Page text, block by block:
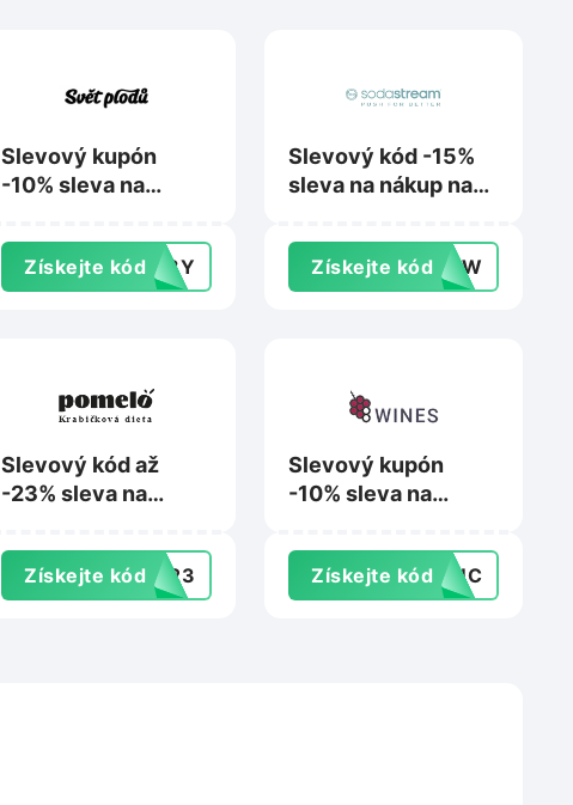
Slevový kupón
-10% sleva na
Svetplodu.cz
Získejte kód148Y
Slevový kód -15%
sleva na nákup na
Získejte kód0DYW
Slevový kód až
-23% sleva na
Pomelobox.cz
Získejte kódNY23
Slevový kupón
-10% sleva na
Získejte kódT3UC